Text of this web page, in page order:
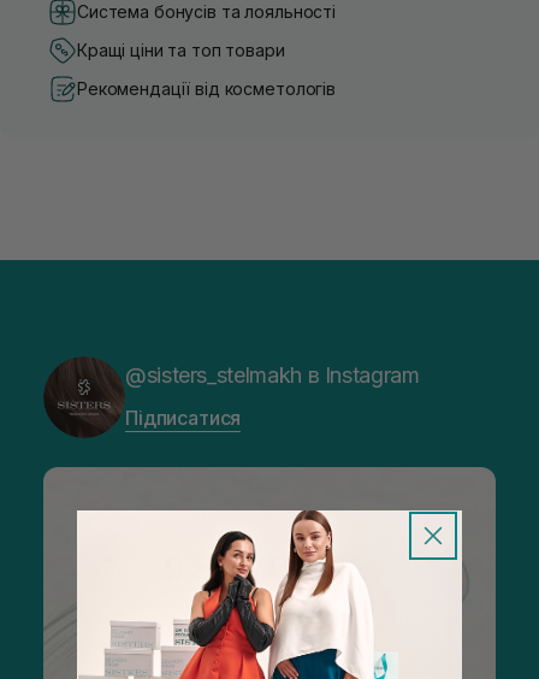
Система бонусів та лояльності
Кращі ціни та топ товари
Рекомендації від косметологів
@sisters_stelmakh в Instagram
Підписатися